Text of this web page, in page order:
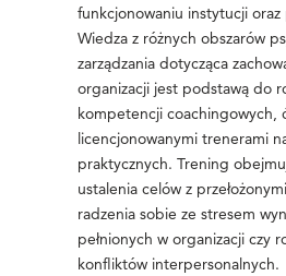
funkcjonowaniu instytucji
Wiedza z różnych obszarów
zarządzania dotycząca
organizacji jest podstawą do
kompetencji coachingowych,
licencjonowanymi trenerami
praktycznych. Trening
ustalenia celów z
radzenia sobie ze stresem
pełnionych w organizacji czy
konfliktów interpersonalnych.